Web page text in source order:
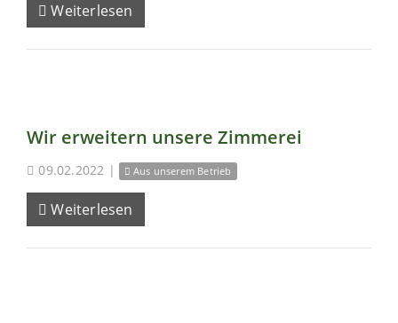
Weiterlesen
Wir erweitern unsere Zimmerei
09.02.2022 | Aus unserem Betrieb
Weiterlesen